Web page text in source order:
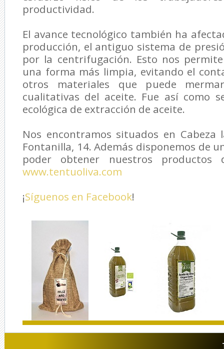
productividad.
El avance tecnológico también ha
producción, el antiguo sistema de
por la centrifugación. Esto nos
una forma más limpia, evitando el
otros materiales que puede
cualitativas del aceite. Fue así como
ecológica de extracción de aceite.
Nos encontramos situados en Cabeza
Fontanilla, 14. Además disponemos de
poder obtener nuestros productos
www.tentuoliva.com
¡Síguenos en Facebook!